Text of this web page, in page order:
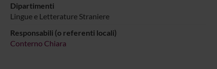
Dipartimenti
Lingue e Letterature Straniere
Responsabili (o referenti locali)
Conterno Chiara